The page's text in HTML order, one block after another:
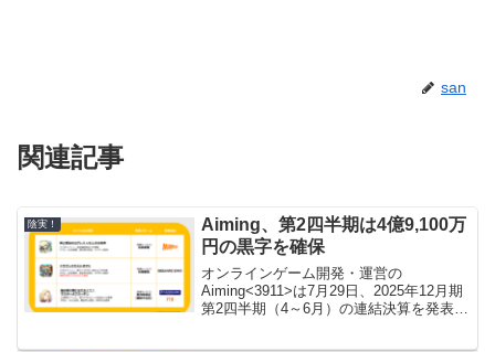
san
関連記事
陰実！
Aiming、第2四半期は4億9,100万
円の黒字を確保
オンラインゲーム開発・運営の
Aiming<3911>は7月29日、2025年12月期
第2四半期（4～6月）の連結決算を発表